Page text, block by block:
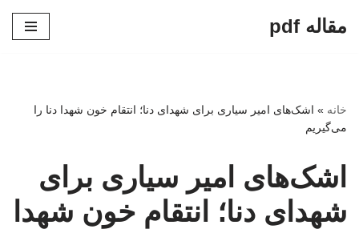
مقاله pdf
خانه » اشک‌های امیر سیاری برای شهدای دنا؛ انتقام خون شهدا دنا را
می‌گیریم
اشک‌های امیر سیاری برای
شهدای دنا؛ انتقام خون شهدا